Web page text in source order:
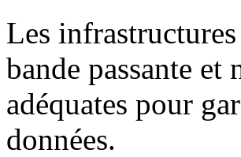
Les
bande passante et
adéquates pour
données.